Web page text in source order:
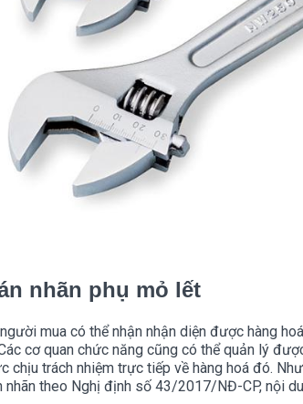
nhãn phụ mỏ lết
mua có thể nhận nhận diện được hàng
cơ quan chức năng cũng có thể quản lý
chịu trách nhiệm trực tiếp về hàng hoá đó.
nhãn theo Nghị định số 43/2017/NĐ-CP, nội